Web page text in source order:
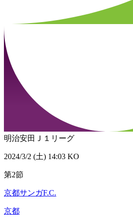
明治安田Ｊ１リーグ
2024/3/2 (土) 14:03 KO
第2節
京都サンガF.C.
京都